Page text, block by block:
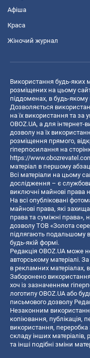
Афіша
Краса
Жіночий журнал
Використання будь-яких
розміщених на цьому
піддоменах, в будь-якому
Дозволяється
на їх використання та за
OBOZ.UA, а для
дозволу на їх
розміщення прямого,
гіперпосилання на
https://
матеріал в першому
Всі матеріали на цьому
дослідження – є
виключні майнові права
На всі опубліковані
майнові права, які
права та суміжні права»,
дозволу ТОВ «Золота
підлягають подальшому
будь-якій формі.
Редакція OBOZ.UA може
авторському матеріалі. За
в рекламних матеріалах,
Заборонено
хоч із зазначенням
логотипу OBOZ.UA або
письмового дозволу
Незаконним
копiювання, публiкацiя,
використання,
складу інших
та інші подібні зміни